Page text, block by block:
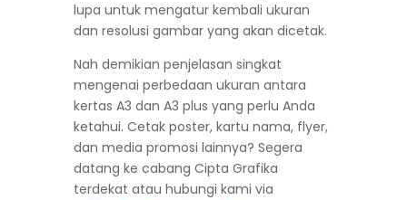
lupa untuk mengatur kembali ukuran
dan resolusi gambar yang akan dicetak.
Nah demikian penjelasan singkat
mengenai perbedaan ukuran antara
kertas A3 dan A3 plus yang perlu Anda
ketahui. Cetak poster, kartu nama, flyer,
dan media promosi lainnya? Segera
datang ke cabang Cipta Grafika
terdekat atau hubungi kami via